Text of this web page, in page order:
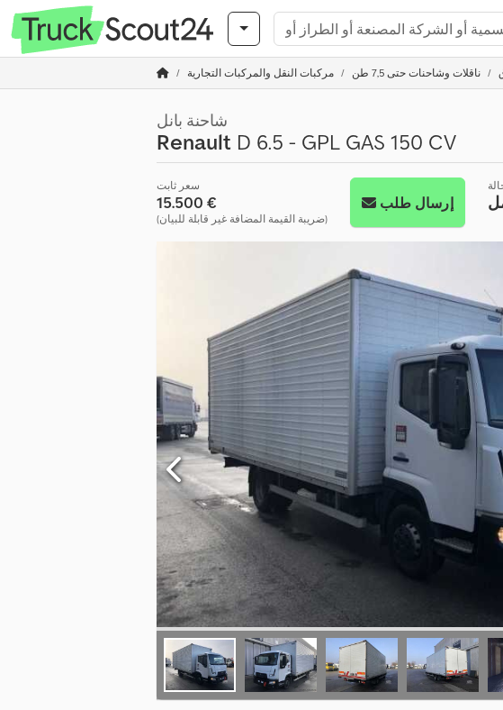
مركبات النقل والمركبات التجارية ناقلات وشاحنات حتى 7,5 طن
شاحنة بانل
Renault D 6.5 - GPL GAS 150 CV
سعر ثابت
‏15.500 €
(ضريبة القيمة المضافة غير قابلة للبيان)
إرسال طلب